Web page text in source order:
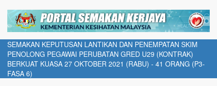
SEMAKAN KEPUTUSAN LANTIKAN DAN PENEMPATAN SKIM
PENOLONG PEGAWAI PERUBATAN GRED U29 (KONTRAK)
BERKUAT KUASA 27 OKTOBER 2021 (RABU) - 41 ORANG (P3-
FASA 6)